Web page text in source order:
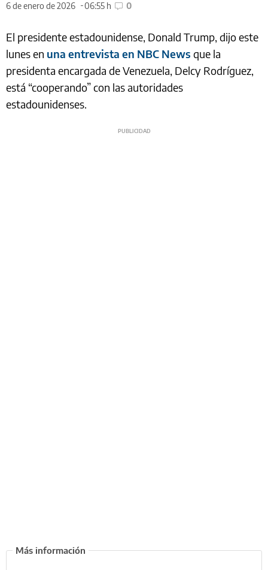
6 de enero de 2026
06:55 h 0
El presidente estadounidense, Donald Trump, dijo este
lunes en una entrevista en NBC News que la
presidenta encargada de Venezuela, Delcy Rodríguez,
está “cooperando” con las autoridades
estadounidenses.